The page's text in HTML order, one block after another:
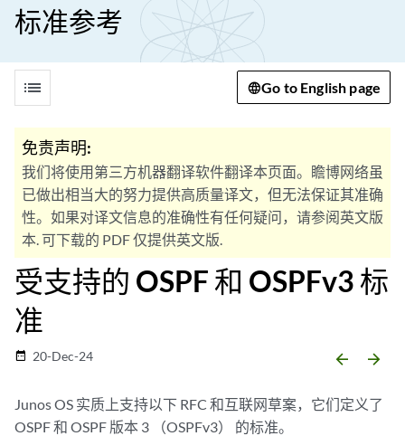
标准参考
list Go to English page
免责声明:
我们将使用第三方机器翻译软件翻译本页面。瞻博网络虽
已做出相当大的努力提供高质量译文，但无法保证其准确
性。如果对译文信息的准确性有任何疑问，请参阅英文版
本. 可下载的 PDF 仅提供英文版.
受支持的 OSPF 和 OSPFv3 标
准
date_range 20-Dec-24 arrow_backward arrow_forward
Junos OS 实质上支持以下 RFC 和互联网草案，它们定义了
OSPF 和 OSPF 版本 3 （OSPFv3） 的标准。